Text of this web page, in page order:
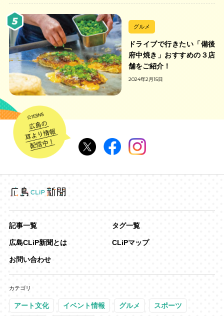
グルメ
ドライブで行きたい「備後
府中焼き」おすすめの３店
舗をご紹介！
2024年2月15日
記事一覧 タグ一覧
広島CLiP新聞とは CLiPマップ
お問い合わせ
カテゴリ
アート文化 イベント情報 グルメ スポーツ